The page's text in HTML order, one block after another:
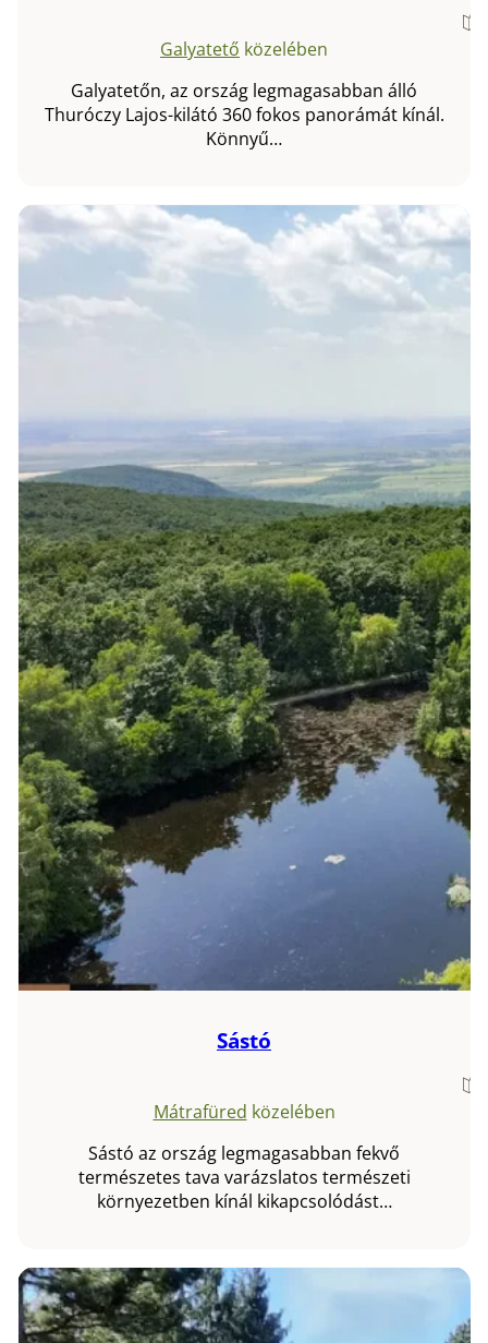
Galyatető közelében
Galyatetőn, az ország legmagasabban álló
Thuróczy Lajos-kilátó 360 fokos panorámát kínál.
Könnyű…
Sástó
Mátrafüred közelében
Sástó az ország legmagasabban fekvő
természetes tava varázslatos természeti
környezetben kínál kikapcsolódást…